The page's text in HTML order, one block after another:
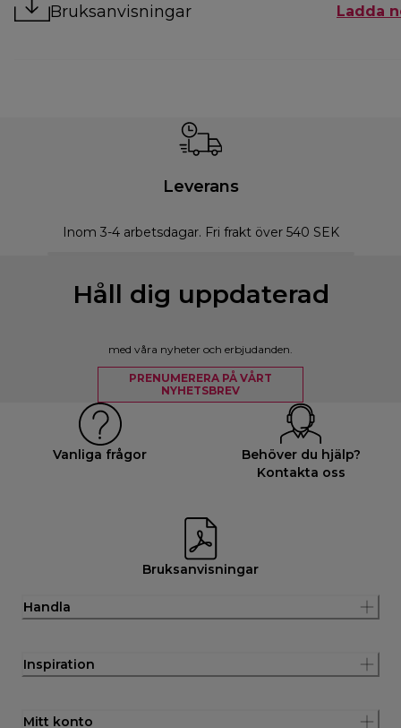
Bruksanvisningar Ladda
Leverans
Inom 3-4 arbetsdagar. Fri frakt över 540 SEK
Håll dig uppdaterad
med våra nyheter och erbjudanden.
PRENUMERERA PÅ VÅRT
NYHETSBREV
Vanliga frågor
Behöver du hjälp?
Kontakta oss
Bruksanvisningar
Handla
Inspiration
Mitt konto